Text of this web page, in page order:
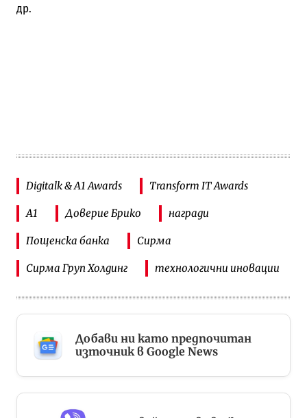
др.
Digitalk & A1 Awards Transform IT Awards
А1 Доверие Брико награди
Пощенска банка Сирма
Сирма Груп Холдинг технологични иновации
Добави ни като предпочитан
източник в Google News